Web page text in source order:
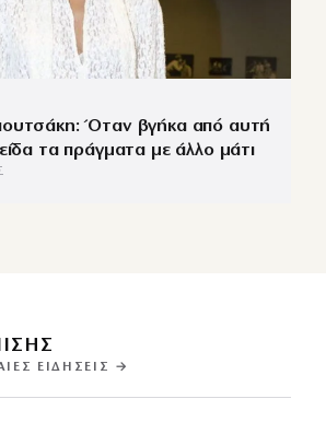
Όταν βγήκα από αυτή
τα πράγματα με άλλο μάτι
ΕΙΔΉΣΕΙΣ →